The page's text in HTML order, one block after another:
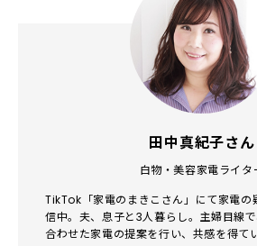
田中真紀子さん
白物・美容家電ライタ
TikTok「家電のまきこさん」にて家電の
信中。夫、息子と3人暮らし。主婦目線
合わせた家電の提案を行い、共感を得てい